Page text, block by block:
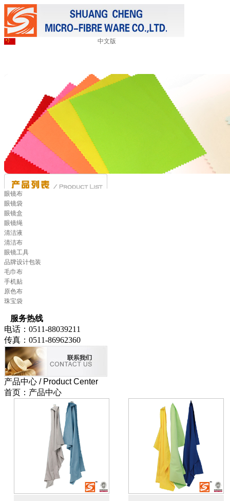
中文版
眼镜布
眼镜袋
眼镜盒
眼镜绳
清洁液
清洁布
眼镜工具
品牌设计包装
毛巾布
手机贴
原色布
珠宝袋
服务热线
电话：0511-88039211
传真：0511-86962360
产品中心 / Product Center
首页：产品中心